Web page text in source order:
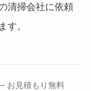
清掃会社に依頼
す。
お見積もり無料